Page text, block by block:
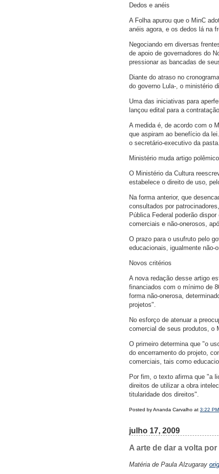
Dedos e anéis
A Folha apurou que o MinC
anéis agora, e os dedos lá na
Negociando em diversas
de apoio de governadores do
pressionar as bancadas de
Diante do atraso no
do governo Lula-, o ministério
Uma das iniciativas para
lançou edital para a
A medida é, de acordo com o
que aspiram ao benefício da
o secretário-executivo da
Ministério muda artigo polêmico
O Ministério da Cultura
estabelece o direito de uso,
Na forma anterior, que
consultados por
Pública Federal poderão
comerciais e não-onerosos,
O prazo para o usufruto pelo
educacionais, igualmente não-
Novos critérios
A nova redação desse artigo
financiados com o mínimo de
forma não-onerosa,
projetos".
No esforço de atenuar a
comercial de seus produtos, o
O primeiro determina que "o
do encerramento do projeto,
comerciais, tais como
Por fim, o texto afirma que "a
direitos de utilizar a obra
titularidade dos direitos".
Posted by Ananda Carvalho at 3:22 PM
julho 17, 2009
A arte de dar a volta
Matéria de Paula Alzugaray